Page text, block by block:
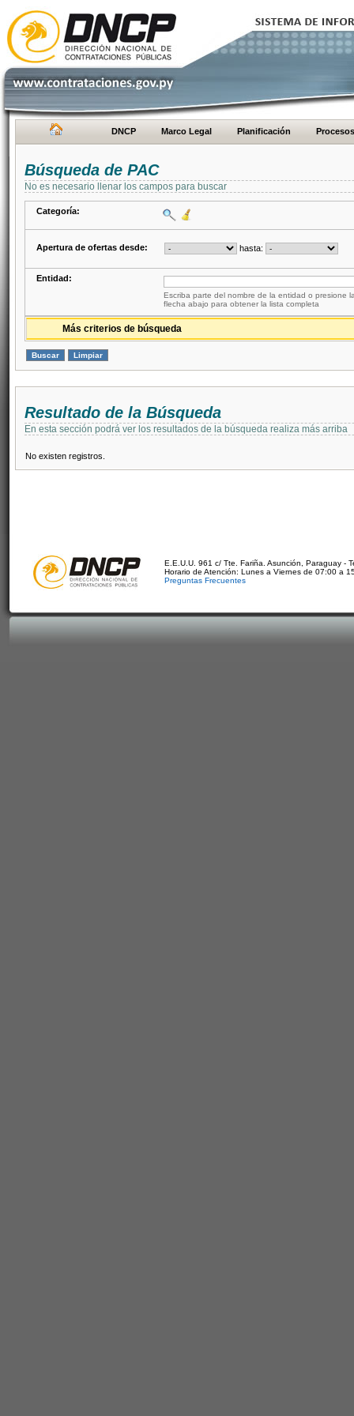
DNCP Marco Legal Planificación Procesos
Búsqueda de PAC
No es necesario llenar los campos para buscar
Categoría:
Apertura de ofertas desde: hasta:
Entidad:
Escriba parte del nombre de la entidad o presione
flecha abajo para obtener la lista completa
Más criterios de búsqueda
Resultado de la Búsqueda
En esta sección podrá ver los resultados de la búsqueda realiza más arriba
No existen registros.
E.E.U.U. 961 c/ Tte. Fariña. Asunción, Paraguay -
Horario de Atención: Lunes a Viernes de 07:00 a
Preguntas Frecuentes